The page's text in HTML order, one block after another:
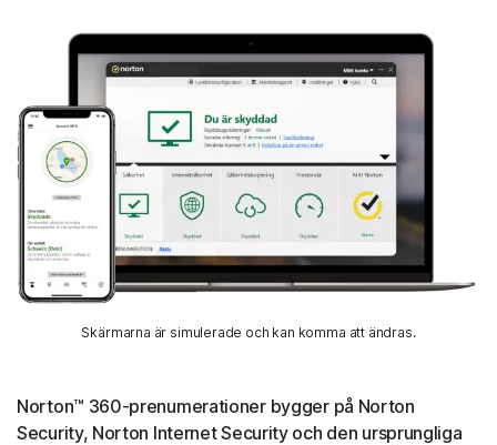
Skärmarna är simulerade och kan komma att ändras.
Norton™ 360-prenumerationer bygger på Norton
Security, Norton Internet Security och den ursprungliga